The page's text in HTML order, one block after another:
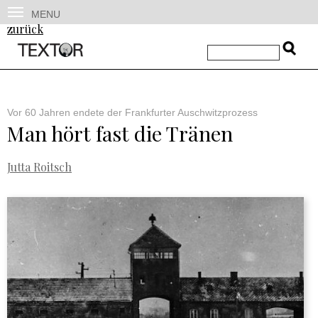
MENU
zurück
Vor 60 Jahren endete der Frankfurter Auschwitzprozess
Man hört fast die Tränen
Jutta Roitsch